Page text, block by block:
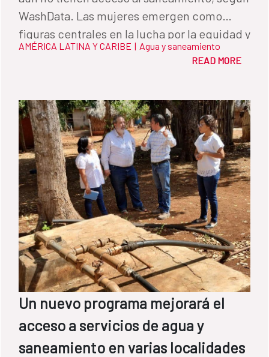
WashData. Las mujeres emergen como
figuras centrales en la lucha por la equidad y
el desarrollo sostenible de este sector en
AMÉRICA LATINA Y CARIBE | Agua y saneamiento
READ MORE
Un nuevo programa mejorará el
acceso a servicios de agua y
saneamiento en varias localidades